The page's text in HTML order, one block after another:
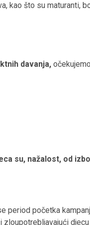
kao što su maturanti,
davanja,
su, nažalost, od
period početka